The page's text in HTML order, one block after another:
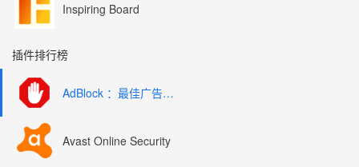
Inspiring Board
插件排行榜
AdBlock ：最佳广告拦截工具
Avast Online Security